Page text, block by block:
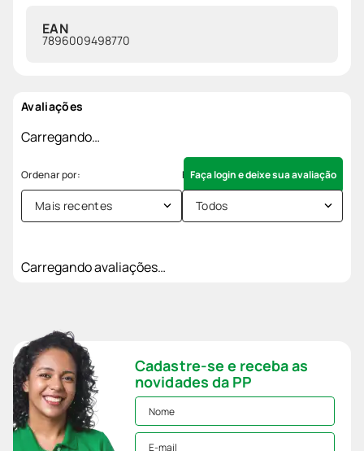
EAN
7896009498770
Avaliações
Carregando…
Faça login e deixe sua avaliação
Mais recentes Todos
Carregando avaliações…
Cadastre-se e receba as
novidades da PP